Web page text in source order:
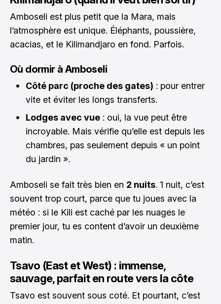
Amboseli est plus petit que la Mara, mais
l’atmosphère est unique. Éléphants, poussière,
acacias, et le Kilimandjaro en fond. Parfois.
Où dormir à Amboseli
Côté parc (proche des gates) : pour entrer
vite et éviter les longs transferts.
Lodges avec vue : oui, la vue peut être
incroyable. Mais vérifie qu’elle est depuis les
chambres, pas seulement depuis « un point
du jardin ».
Amboseli se fait très bien en 2 nuits. 1 nuit, c’est
souvent trop court, parce que tu joues avec la
météo : si le Kili est caché par les nuages le
premier jour, tu es content d’avoir un deuxième
matin.
Tsavo (East et West) : immense,
sauvage, parfait en route vers la côte
Tsavo est souvent sous coté. Et pourtant, c’est